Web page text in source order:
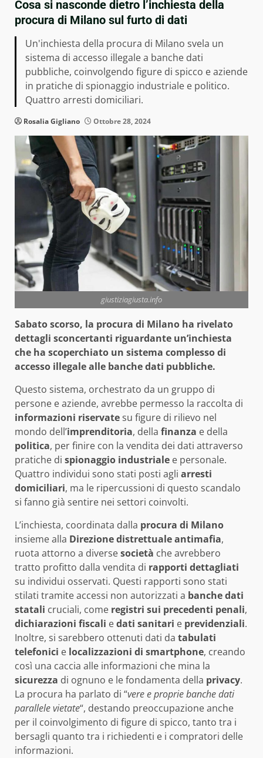
Cosa si nasconde dietro l’inchiesta della
procura di Milano sul furto di dati
Un'inchiesta della procura di Milano svela un
sistema di accesso illegale a banche dati
pubbliche, coinvolgendo figure di spicco e aziende
in pratiche di spionaggio industriale e politico.
Quattro arresti domiciliari.
Rosalia Gigliano Ottobre 28, 2024
giustiziagiusta.info
Sabato scorso, la procura di Milano ha rivelato
dettagli sconcertanti riguardante un’inchiesta
che ha scoperchiato un sistema complesso di
accesso illegale alle banche dati pubbliche.
Questo sistema, orchestrato da un gruppo di
persone e aziende, avrebbe permesso la raccolta di
informazioni riservatesu figure di rilievo nel
mondo dell’imprenditoria, della finanza e della
politica, per finire con la vendita dei dati attraverso
pratiche di spionaggio industriale e personale.
Quattro individui sono stati posti agli arresti
domiciliari, ma le ripercussioni di questo scandalo
si fanno già sentire nei settori coinvolti.
L’inchiesta, coordinata dalla procura di Milano
insieme alla Direzione distrettuale antimafia,
ruota attorno a diversesocietà che avrebbero
tratto profitto dalla vendita di rapporti dettagliati
su individui osservati. Questi rapporti sono stati
stilati tramite accessi non autorizzati a banche dati
statali cruciali, come registri sui precedenti penali,
dichiarazioni fiscali edati sanitari e previdenziali.
Inoltre, si sarebbero ottenuti dati da tabulati
telefonici e localizzazioni di smartphone, creando
così una caccia alle informazioni che mina la
sicurezza di ognuno e le fondamenta della privacy.
La procura ha parlato di “vere e proprie banche dati
parallele vietate“, destando preoccupazione anche
per il coinvolgimento di figure di spicco, tanto tra i
bersagli quanto tra i richiedenti e i compratori delle
informazioni.